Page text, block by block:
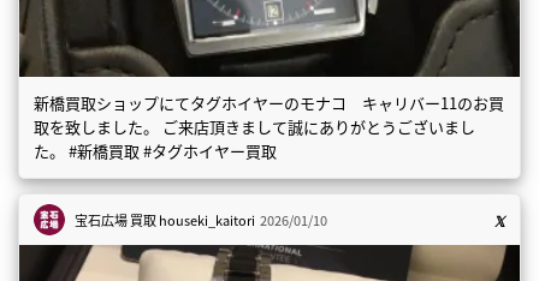
新橋買取ショップにてタグホイヤーのモナコ キャリバー11のお買
取を致しました。 ご来店頂きまして誠にありがとうございまし
た。 #新橋買取 #タグホイヤー買取
宝石広場 買取houseki_kaitori 2026/01/10